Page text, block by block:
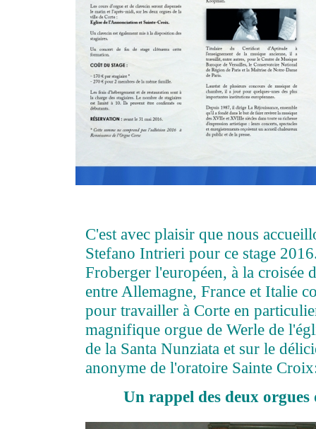
C'est avec plaisir que nous
Stefano Intrieri pour ce stage
Froberger l'européen, à la croisée
entre Allemagne, France et Italie
pour travailler à Corte en
magnifique orgue de Werle de
de la Santa Nunziata et sur le
anonyme de l'oratoire Sainte
Un rappel des deux orgues